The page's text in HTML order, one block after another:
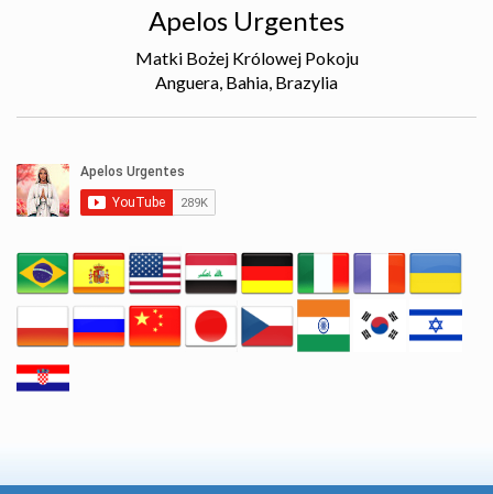
Apelos Urgentes
Matki Bożej Królowej Pokoju
Anguera, Bahia, Brazylia